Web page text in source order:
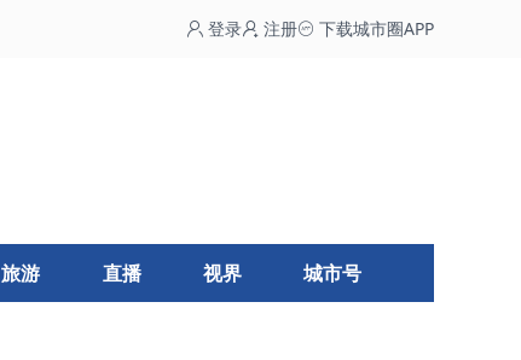
登录 注册 下载城市圈APP
旅游 直播 视界 城市号